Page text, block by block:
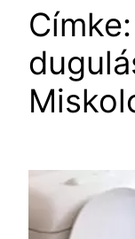
Címke: